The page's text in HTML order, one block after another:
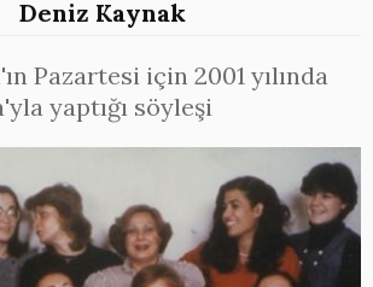
Deniz Kaynak
Pazartesi için 2001 yılında
yaptığı söyleşi